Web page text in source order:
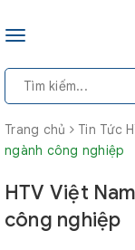
Toggle
Trang chủ Tin Tức
ngành công nghiệp
HTV Việt
công nghiệp